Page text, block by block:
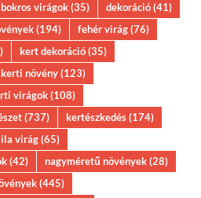
bokros virágok(35) dekoráció(41)
(194) fehér virág(76)
kert dekoráció(35)
kerti növény(123)
virágok(108)
(737) kertészkedés(174)
virág(65)
(42) nagyméretű növények(28)
(445)